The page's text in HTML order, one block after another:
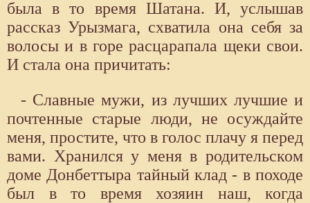
была в то время Шатана. И, услышав
рассказ Урызмага, схватила она себя за
волосы и в горе расцарапала щеки свои.
И стала она причитать:
- Славные мужи, из лучших лучшие и
почтенные старые люди, не осуждайте
меня, простите, что в голос плачу я перед
вами. Хранился у меня в родительском
доме Донбеттыра тайный клад - в походе
был в то время хозяин наш, когда